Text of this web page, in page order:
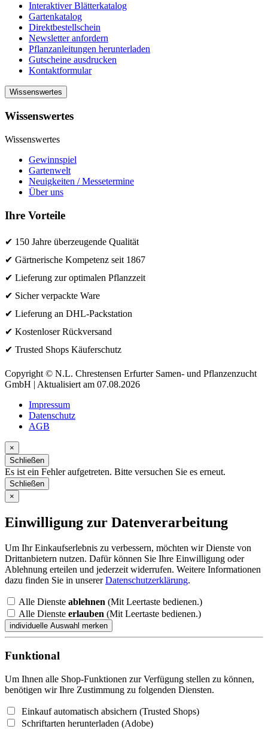
Interaktiver Blätterkatalog
Gartenkatalog
Direktbestellschein
Newsletter anfordern
Pflanzanleitungen herunterladen
Gutscheine ausdrucken
Kontaktformular
Wissenswertes
Wissenswertes
Wissenswertes
Gewinnspiel
Gartenwelt
Neuigkeiten / Messetermine
Über uns
Ihre Vorteile
✔ 150 Jahre überzeugende Qualität
✔ Gärtnerische Kompetenz seit 1867
✔ Lieferung zur optimalen Pflanzzeit
✔ Sicher verpackte Ware
✔ Lieferung an DHL-Packstation
✔ Kostenloser Rückversand
✔ Trusted Shops Käuferschutz
Copyright © N.L. Chrestensen Erfurter Samen- und Pflanzenzucht
GmbH | Aktualisiert am 07.08.2026
Impressum
Datenschutz
AGB
×
Schließen
Es ist ein Fehler aufgetreten. Bitte versuchen Sie es erneut.
Schließen
×
Einwilligung zur Datenverarbeitung
Um Ihr Einkaufserlebnis zu verbessern, möchten wir Dienste von
Drittanbietern nutzen. Dafür können Sie Ihre Einwilligung oder
Ablehnung erteilen und jederzeit widerrufen. Weitere Informationen
dazu finden Sie in unsererDatenschutzerklärung.
Alle Dienste ablehnen (Mit Leertaste bedienen.)
Alle Dienste erlauben (Mit Leertaste bedienen.)
Funktional
Um Ihnen alle Shop-Funktionen zur Verfügung stellen zu können,
benötigen wir Ihre Zustimmung zu folgenden Diensten.
Einkauf automatisch absichern (Trusted Shops)
Schriftarten herunterladen (Adobe)